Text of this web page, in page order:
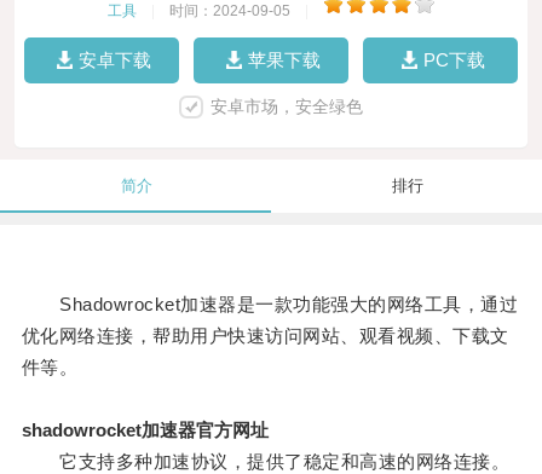
工具 时间：2024-09-05
安卓下载 苹果下载 PC下载
安卓市场，安全绿色
简介 排行
Shadowrocket加速器是一款功能强大的网络工具，通过
优化网络连接，帮助用户快速访问网站、观看视频、下载文
件等。
shadowrocket加速器官方网址
它支持多种加速协议，提供了稳定和高速的网络连接。